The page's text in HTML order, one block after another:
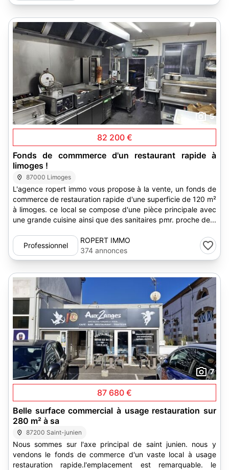
5
82 200 €
Fonds de commmerce d'un restaurant rapide à
limoges !
87000 Limoges
L'agence ropert immo vous propose à la vente, un fonds de
commerce de restauration rapide d'une superficie de 120 m²
à limoges. ce local se compose d'une pièce principale avec
une grande cuisine ainsi que des sanitaires pmr. proche de...
Professionnel
ROPERT IMMO
374 annonces
7
87 680 €
Belle surface commercial à usage restauration sur
280 m² à sa
87200 Saint-junien
Nous sommes sur l'axe principal de saint junien. nous y
vendons le fonds de commerce d'un vaste local à usage
restauration rapide.l'emplacement est remarquable. le